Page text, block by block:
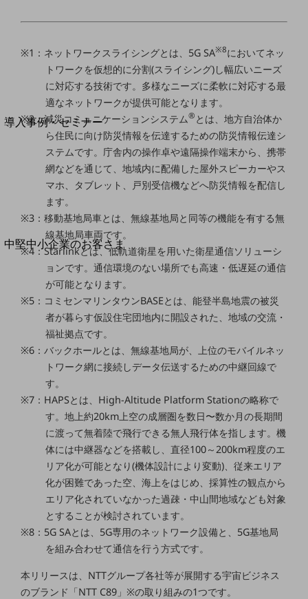
別ウィンドウで開きます
サービスをご利用中のお客さま
導入事例・セミナー
導入事例TOP
最新の導入事例や注目の導入事例をご紹介します
開催・出展する各種セミナー、イベント情報をご紹介します
中堅中小企業のお客さま
NTTドコモビジネスウォッチ
ビジネスお役立ち情報
旬な話題やお役立ち資料などDXの課題を
解決するヒントをお届けする記事サイト
お役立ち資料ダウンロード
トレンド記事特集
中堅中小企業向け
サービス・ソリューション
課題やニーズに合ったサービスをご紹介し、
中堅中小企業のビジネスをサポート！
お悩みから見つける
お悩みから見つけるTOP
ネットワーク
モバイル・音声
バックオフィス
セキュリティ
※1：ネットワークスライシングとは、5G SA※8においてネッ
トワークを仮想的に分割(スライシング)し幅広いニーズ
に対応する技術です。多様なニーズに柔軟に対応する最
適なネットワークが提供可能となります。
※2：減災コミュニケーションシステム® とは、地方自治体か
ら住民に向け防災情報を伝達するための防災情報伝達シ
ステムです。庁舎内の操作卓や遠隔操作端末から、携帯
網などを通じて、地域内に配備した屋外スピーカーやス
マホ、タブレット、戸別受信機などへ防災情報を配信し
ます。
※3：移動基地局車とは、無線基地局と同等の機能を有する無
線基地局車両です。
※4：Starlinkとは、低軌道衛星を用いた衛星通信ソリューシ
ョンです。通信環境のない場所でも高速・低遅延の通信
が可能となります。
※5：コミセンマリンタウンBASEとは、能登半島地震の被災
者が暮らす仮設住宅団地内に開設された、地域の交流・
福祉拠点です。
※6：バックホールとは、無線基地局が、上位のモバイルネッ
トワーク網に接続しデータ伝送するための中継回線で
す。
※7：HAPSとは、High-Altitude Platform Stationの略称で
す。地上約20km上空の成層圏を数日〜数か月の長期間
に渡って無着陸で飛行できる無人飛行体を指します。機
体には中継器などを搭載し、直径100～200km程度のエ
リア化が可能となり(機体設計により変動)、従来エリア
化が困難であった空、海上をはじめ、採算性の観点から
エリア化されていなかった過疎・中山間地域なども対象
とすることが検討されています。
※8：5G SAとは、5G専用のネットワーク設備と、5G基地局
を組み合わせて通信を行う方式です。
本リリースは、NTTグループ各社等が展開する宇宙ビジネス
のブランド「NTT C89」※の取り組みの1つです。